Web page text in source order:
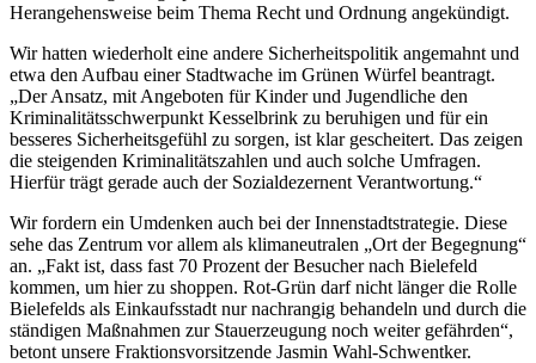
Herangehensweise beim Thema Recht und Ordnung angekündigt.
Wir hatten wiederholt eine andere Sicherheitspolitik angemahnt und
etwa den Aufbau einer Stadtwache im Grünen Würfel beantragt.
„Der Ansatz, mit Angeboten für Kinder und Jugendliche den
Kriminalitätsschwerpunkt Kesselbrink zu beruhigen und für ein
besseres Sicherheitsgefühl zu sorgen, ist klar gescheitert. Das zeigen
die steigenden Kriminalitätszahlen und auch solche Umfragen.
Hierfür trägt gerade auch der Sozialdezernent Verantwortung.“
Wir fordern ein Umdenken auch bei der Innenstadtstrategie. Diese
sehe das Zentrum vor allem als klimaneutralen „Ort der Begegnung“
an. „Fakt ist, dass fast 70 Prozent der Besucher nach Bielefeld
kommen, um hier zu shoppen. Rot-Grün darf nicht länger die Rolle
Bielefelds als Einkaufsstadt nur nachrangig behandeln und durch die
ständigen Maßnahmen zur Stauerzeugung noch weiter gefährden“,
betont unsere Fraktionsvorsitzende Jasmin Wahl-Schwentker.